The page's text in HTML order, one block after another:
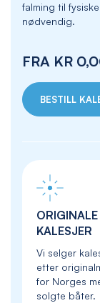
falming til
nødvendig.
FRA KR
BESTILL
ORIGINALE
KALESJER
Vi selger
etter
for Norges
solgte båter.